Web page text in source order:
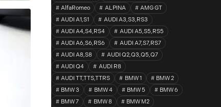
AlfaRomeo
ALPINA
AMG GT
AUDI A1,S1
AUDI A3,S3,RS3
AUDI A4,S4,RS4
AUDI A5,S5,RS5
AUDI A6,S6,RS6
AUDI A7,S7,RS7
AUDI A8,S8
AUDI Q2,Q3,Q5,Q7
AUDI Q4
AUDI R8
AUDI TT,TTS,TTRS
BMW 1
BMW 2
BMW 3
BMW 4 BMW 5
BMW 6
BMW 7
BMW 8
BMW M2